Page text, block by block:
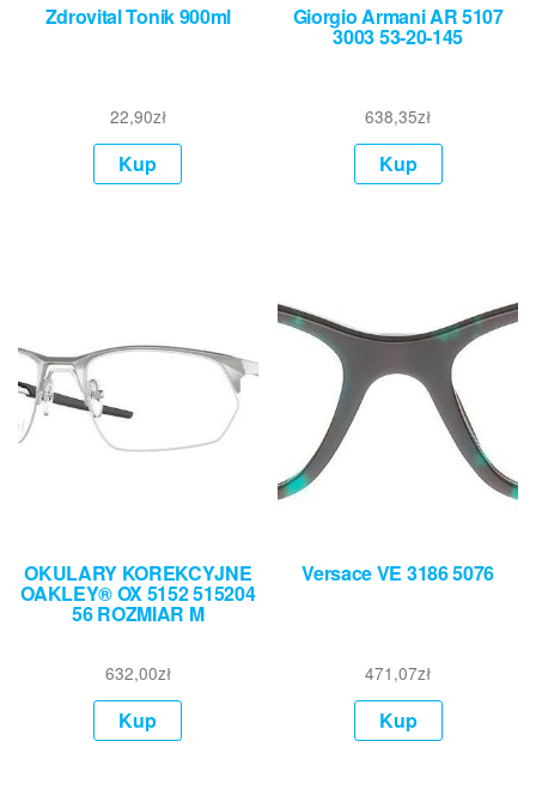
Zdrovital Tonik 900ml
22,90zł
Kup
Giorgio Armani AR 5107
3003 53-20-145
638,35zł
Kup
OKULARY KOREKCYJNE
OAKLEY® OX 5152 515204
56 ROZMIAR M
632,00zł
Kup
Versace VE 3186 5076
471,07zł
Kup